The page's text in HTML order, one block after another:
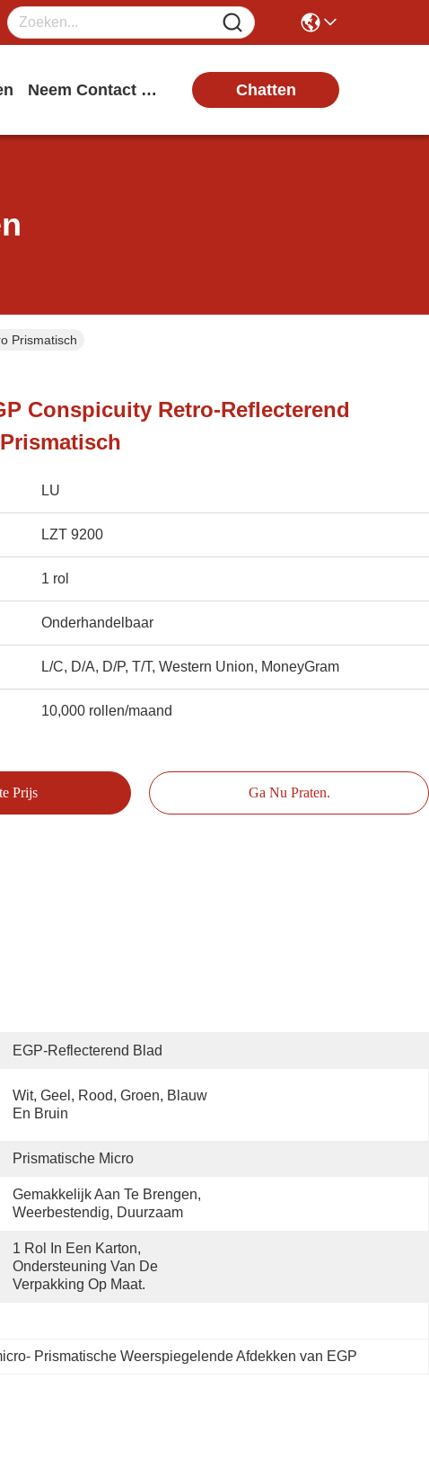
Neem Contact Met Ons Op Chatten
Prismatisch
Conspicuity Retro-Reflecterend
LU
LZT 9200
1 rol
Onderhandelbaar
L/C, D/A, D/P, T/T, Western Union, MoneyGram
10,000 rollen/maand
Prijs Ga Nu Praten.
EGP-Reflecterend Blad
Wit, Geel, Rood, Groen, Blauw
En Bruin
Prismatische Micro
Gemakkelijk Aan Te Brengen,
Weerbestendig, Duurzaam
1 Rol In Een Karton,
Ondersteuning Van De
Verpakking Op Maat.
Prismatische Weerspiegelende Afdekken van EGP